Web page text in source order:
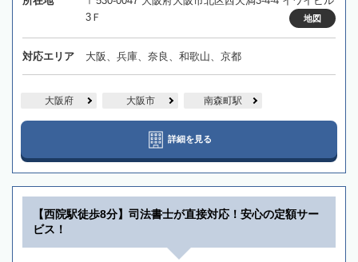
3Ｆ
地図
対応エリア 大阪、兵庫、奈良、和歌山、京都
大阪府 大阪市 南森町駅
詳細を見る
【西院駅徒歩8分】司法書士が直接対応！安心の定額サー
ビス！